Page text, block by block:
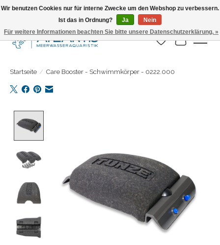
Täglicher Versand. Bestelle bis 15.00 Uhr
Wunschzettel
Ihr
Startseite / Care Booster - Schwimmkörper - 0222.000
Wir benutzen Cookies nur für interne Zwecke um den Webshop zu verbessern.
Ist das in Ordnung?
Ja
Nein
Für weitere Informationen beachten Sie bitte unsere Datenschutzerklärung. »